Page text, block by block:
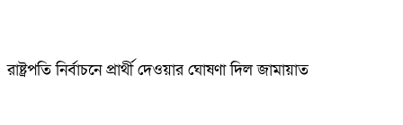
রাষ্ট্রপতি নির্বাচনে প্রার্থী দেওয়ার ঘোষণা দিল জামায়াত